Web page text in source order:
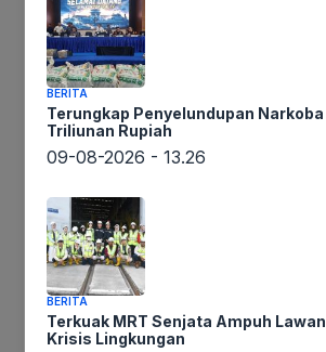
Daerah
Tujuh
Hari
Menjabat
Kapolres
Nias,
AKBP
Ikuti Kami
BERITA
Terungkap Penyelundupan Narkoba
Triliunan Rupiah
09-08-2026 - 13.26
BERITA
Terkuak MRT Senjata Ampuh Lawan
Krisis Lingkungan